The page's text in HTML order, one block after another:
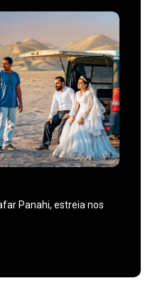
Panahi, estreia nos